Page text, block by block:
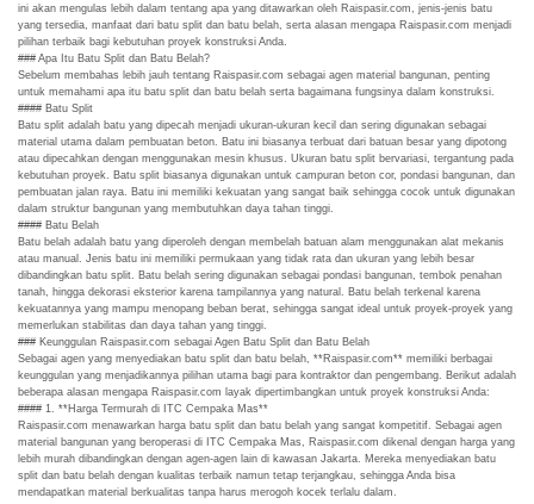
ini akan mengulas lebih dalam tentang apa yang ditawarkan oleh Raispasir.com, jenis-jenis batu
yang tersedia, manfaat dari batu split dan batu belah, serta alasan mengapa Raispasir.com menjadi
pilihan terbaik bagi kebutuhan proyek konstruksi Anda.
### Apa Itu Batu Split dan Batu Belah?
Sebelum membahas lebih jauh tentang Raispasir.com sebagai agen material bangunan, penting
untuk memahami apa itu batu split dan batu belah serta bagaimana fungsinya dalam konstruksi.
#### Batu Split
Batu split adalah batu yang dipecah menjadi ukuran-ukuran kecil dan sering digunakan sebagai
material utama dalam pembuatan beton. Batu ini biasanya terbuat dari batuan besar yang dipotong
atau dipecahkan dengan menggunakan mesin khusus. Ukuran batu split bervariasi, tergantung pada
kebutuhan proyek. Batu split biasanya digunakan untuk campuran beton cor, pondasi bangunan, dan
pembuatan jalan raya. Batu ini memiliki kekuatan yang sangat baik sehingga cocok untuk digunakan
dalam struktur bangunan yang membutuhkan daya tahan tinggi.
#### Batu Belah
Batu belah adalah batu yang diperoleh dengan membelah batuan alam menggunakan alat mekanis
atau manual. Jenis batu ini memiliki permukaan yang tidak rata dan ukuran yang lebih besar
dibandingkan batu split. Batu belah sering digunakan sebagai pondasi bangunan, tembok penahan
tanah, hingga dekorasi eksterior karena tampilannya yang natural. Batu belah terkenal karena
kekuatannya yang mampu menopang beban berat, sehingga sangat ideal untuk proyek-proyek yang
memerlukan stabilitas dan daya tahan yang tinggi.
### Keunggulan Raispasir.com sebagai Agen Batu Split dan Batu Belah
Sebagai agen yang menyediakan batu split dan batu belah, **Raispasir.com** memiliki berbagai
keunggulan yang menjadikannya pilihan utama bagi para kontraktor dan pengembang. Berikut adalah
beberapa alasan mengapa Raispasir.com layak dipertimbangkan untuk proyek konstruksi Anda:
#### 1. **Harga Termurah di ITC Cempaka Mas**
Raispasir.com menawarkan harga batu split dan batu belah yang sangat kompetitif. Sebagai agen
material bangunan yang beroperasi di ITC Cempaka Mas, Raispasir.com dikenal dengan harga yang
lebih murah dibandingkan dengan agen-agen lain di kawasan Jakarta. Mereka menyediakan batu
split dan batu belah dengan kualitas terbaik namun tetap terjangkau, sehingga Anda bisa
mendapatkan material berkualitas tanpa harus merogoh kocek terlalu dalam.